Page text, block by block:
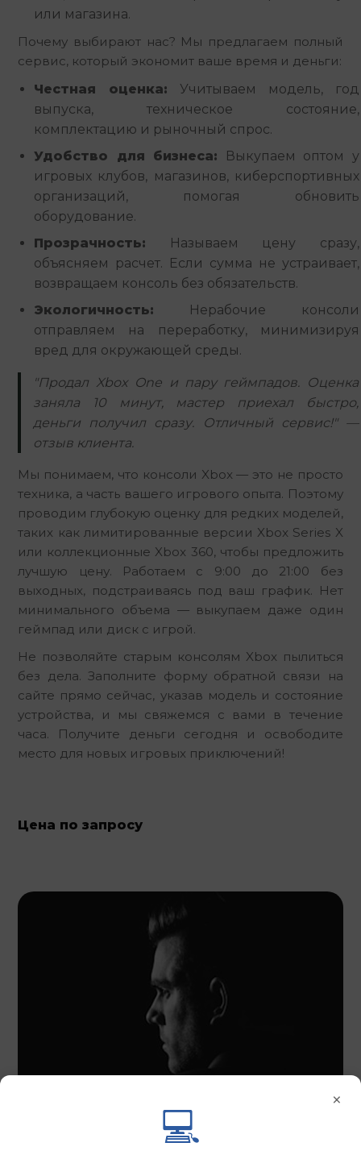
или магазина.
Почему выбирают нас? Мы предлагаем полный
сервис, который экономит ваше время и деньги:
Честная оценка: Учитываем модель, год
выпуска, техническое состояние,
комплектацию и рыночный спрос.
Удобство для бизнеса: Выкупаем оптом у
игровых клубов, магазинов, киберспортивных
организаций, помогая обновить
оборудование.
Прозрачность: Называем цену сразу,
объясняем расчет. Если сумма не устраивает,
возвращаем консоль без обязательств.
Экологичность: Нерабочие консоли
отправляем на переработку, минимизируя
вред для окружающей среды.
"Продал Xbox One и пару геймпадов. Оценка
заняла 10 минут, мастер приехал быстро,
деньги получил сразу. Отличный сервис!" —
отзыв клиента.
Мы понимаем, что консоли Xbox — это не просто
техника, а часть вашего игрового опыта. Поэтому
проводим глубокую оценку для редких моделей,
таких как лимитированные версии Xbox Series X
или коллекционные Xbox 360, чтобы предложить
лучшую цену. Работаем с 9:00 до 21:00 без
выходных, подстраиваясь под ваш график. Нет
минимального объема — выкупаем даже один
геймпад или диск с игрой.
Не позволяйте старым консолям Xbox пылиться
без дела. Заполните форму обратной связи на
сайте прямо сейчас, указав модель и состояние
устройства, и мы свяжемся с вами в течение
часа. Получите деньги сегодня и освободите
место для новых игровых приключений!
Цена по запросу
×
💻